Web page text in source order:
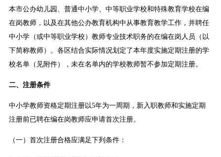
本市公办幼儿园、普通中小学、中等职业学校和特殊教育学校在编
在岗教师，以及在其他公办教育机构中从事教育教学工作，并聘任
中小学（或中等职业学校）教师专业技术职务的在编在岗人员（以
下简称教师）。各区结合实际情况划定了本年度实施定期注册的学
校名单（见附件），未在名单内的学校教师暂不参加定期注册。
二、注册条件
中小学教师资格定期注册以5年为一周期，新入职教师和实施定期
注册前已聘在编在岗教师应申请首次注册。
（一）首次注册合格应满足下列条件：